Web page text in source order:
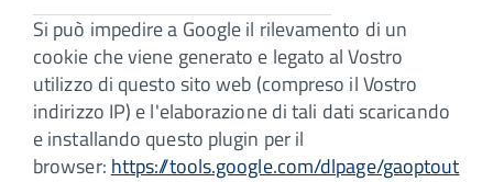
Si può impedire a Google il rilevamento di un
cookie che viene generato e legato al Vostro
utilizzo di questo sito web (compreso il Vostro
indirizzo IP) e l'elaborazione di tali dati scaricando
e installando questo plugin per il
browser: https://tools.google.com/dlpage/gaoptout